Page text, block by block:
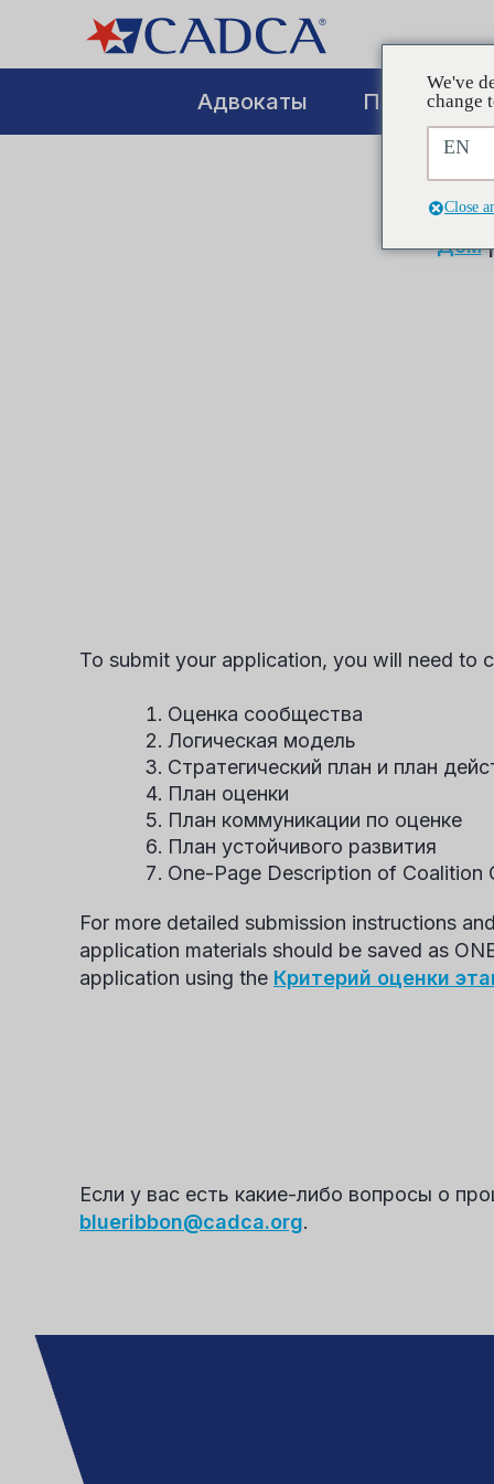
Адвокаты
Дом
To submit your application, you will need to
Оценка сообщества
Логическая модель
Стратегический план и план
План оценки
План коммуникации по оценке
План устойчивого развития
One-Page Description of
For more detailed submission instructions
application materials should be saved as
application using the Критерий оценки
Если у вас есть какие-либо вопросы о
blueribbon@cadca.org.
We've
change
EN
Close